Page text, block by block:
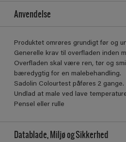
Anvendelse
Produktet omrøres grundigt før og
Generelle krav til overfladen inden
Overfladen skal være ren, tør og
bæredygtig for en malebehandling.
Sadolin Colourtest påføres 2 gange.
Undlad at male ved lave
Pensel eller rulle
Datablade, Miljø og Sikkerhed